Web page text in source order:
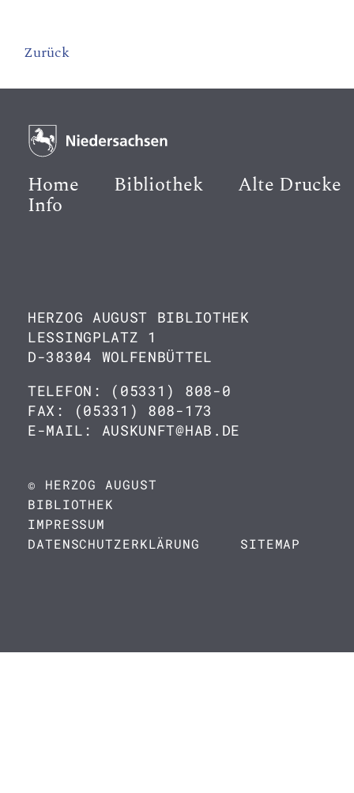
Zurück
Home Bibliothek Alte Drucke
Info
HERZOG AUGUST BIBLIOTHEK
LESSINGPLATZ 1
D-38304 WOLFENBÜTTEL
TELEFON: (05331) 808-0
FAX: (05331) 808-173
E-MAIL: AUSKUNFT@HAB.DE
© HERZOG AUGUST
BIBLIOTHEK
IMPRESSUM
DATENSCHUTZERKLÄRUNG
SITEMAP